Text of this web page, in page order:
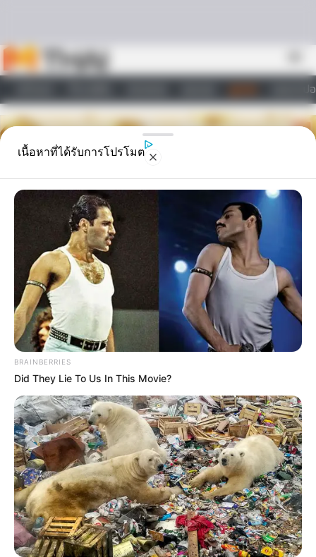
วอลเปเ
ไลฟ์สไตล์
ดูดวงรายเดือน
ก.ค.นี้ ราศีใดมีเกณฑ์เป็น
คนดวงดี เศรษฐีใหม่อยู่ใน
กระจกแล้วจ้า
ชะตาชีวิตทั้ง 12 เดือนปี 68 จะอยู่ในมือคุณ อ่านคำทำนายดวงปี 68
โดย แม่กวาง ไพ่ตองส่องใจ ได้แล้ววันนี้ ที่แอป MTHAI ที่เดียว
เนื้อหาที่ได้รับการโปรโมต
BRAINBERRIES
Did They Lie To Us In This Movie?